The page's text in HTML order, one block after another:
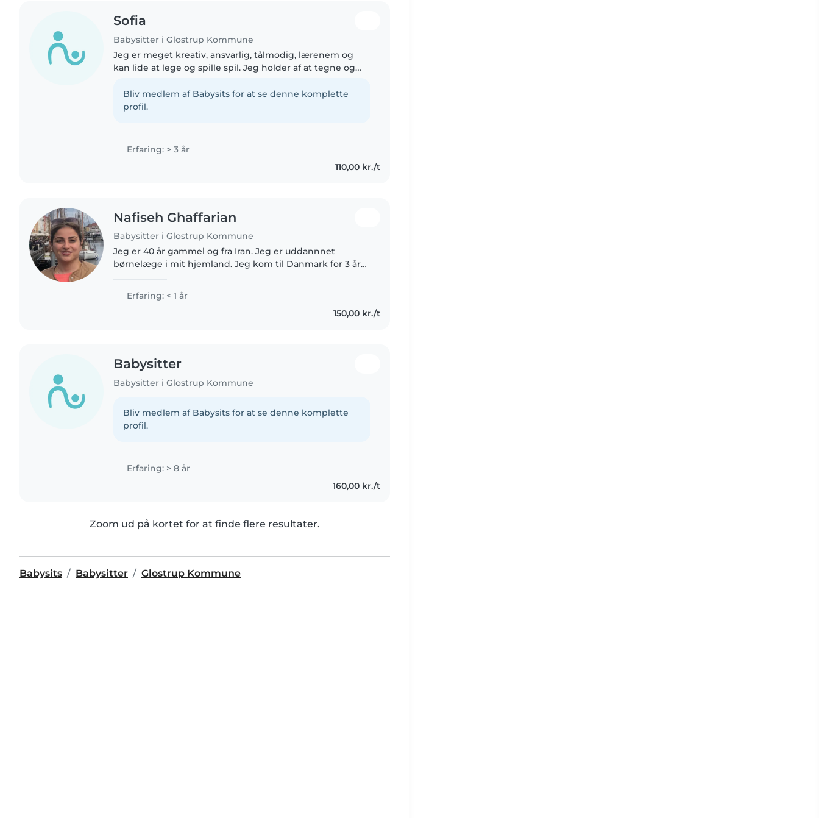
Sofia
Babysitter i Glostrup Kommune
Jeg er meget kreativ, ansvarlig, tålmodig, lærenem og
kan lide at lege og spille spil. Jeg holder af at tegne og
tålmodighed..
Bliv medlem af Babysits for at se denne komplette
profil.
Erfaring: > 3 år
110,00 kr./t
Nafiseh Ghaffarian
Babysitter i Glostrup Kommune
Jeg er 40 år gammel og fra Iran. Jeg er uddannnet
børnelæge i mit hjemland. Jeg kom til Danmark for 3 år
danskkunstskaber for at blive børnelæge..
Erfaring: < 1 år
150,00 kr./t
Babysitter
Babysitter i Glostrup Kommune
Bliv medlem af Babysits for at se denne komplette
profil.
Erfaring: > 8 år
160,00 kr./t
Zoom ud på kortet for at finde flere resultater.
Babysits Babysitter Glostrup Kommune